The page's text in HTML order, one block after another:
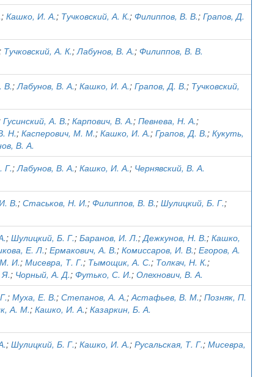
; Кашко, И. А.; Тучковский, А. К.; Филиппов, В. В.; Грапов, Д.
Тучковский, А. К.;Лабунов, В. А.; Филиппов, В. В.
В.;Лабунов, В. А.; Кашко, И. А.; Грапов, Д. В.; Тучковский,
Гусинский, А. В.; Карпович, В. А.; Певнева, Н. А.;
Н.; Касперович, М. М.; Кашко, И. А.; Грапов, Д. В.; Кукуть,
В. А.
Г.;Лабунов, В. А.; Кашко, И. А.; Чернявский, В. А.
В.; Стаськов, Н. И.; Филиппов, В. В.; Шулицкий, Б. Г.;
; Шулицкий, Б. Г.; Баранов, И. Л.;Дежкунов, Н. В.; Кашко,
Е. Л.; Ермакович, А. В.; Комиссаров, И. В.; Егоров, А.
И.; Мисевра, Т. Г.; Тымощик, А. С.; Толкач, Н. К.;
; Чорный, А. Д.; Футько, С. И.; Олехнович, В. А.
; Муха, Е. В.; Степанов, А. А.;Астафьев, В. М.; Позняк, П.
А. М.; Кашко, И. А.; Казаркин, Б. А.
; Шулицкий, Б. Г.; Кашко, И. А.; Русальская, Т. Г.; Мисевра,